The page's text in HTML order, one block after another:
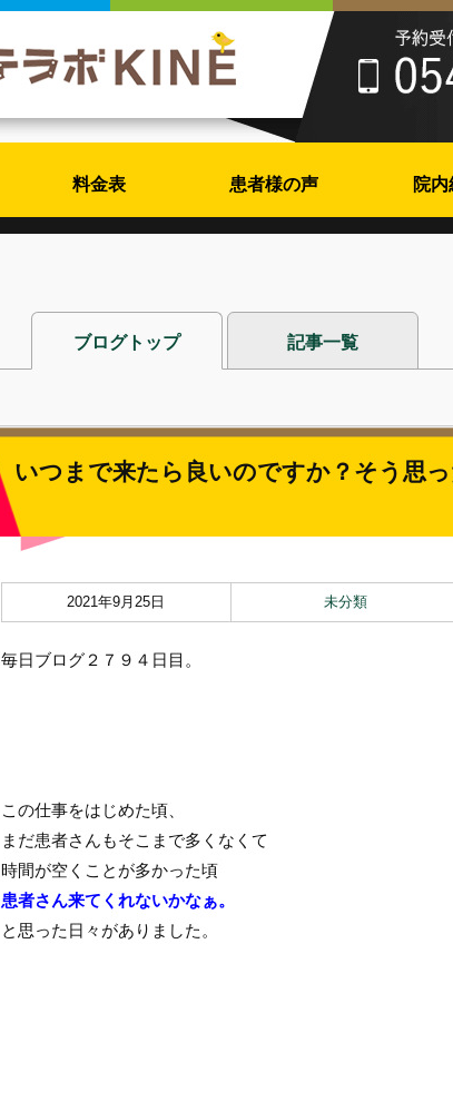
料金表 患者様の声 院内
ブログトップ 記事一覧
いつまで来たら良いのですか？そう思っ
2021年9月25日 未分類
毎日ブログ２７９４日目。
この仕事をはじめた頃、
まだ患者さんもそこまで多くなくて
時間が空くことが多かった頃
患者さん来てくれないかなぁ。
と思った日々がありました。